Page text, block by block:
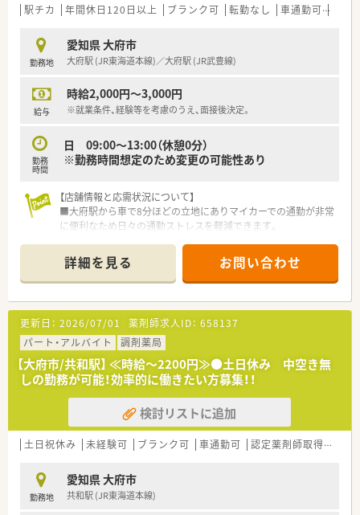
駅チカ 年間休日120日以上 ブランク可 転勤なし 車通勤可
勤務地
愛知県 大府市
大府駅 (JR東海道本線)／大府駅 (JR武豊線)
給与
時給2,000円～3,000円
※就業条件、経験等を考慮のうえ、面接後決定。
勤務
時間
日 09:00～13:00（休憩0分）
※勤務時間想定のため変更の可能性あり
【店舗情報と応需状況について】
■大府駅から車で8分ほどの立地にありマイカーでの通勤が非常
に便利なため日々の通勤ストレスを軽減できます。
平均して100枚～150枚ほど応需している調剤薬局です。
■常時複数の薬剤師が配置されているため一人当たりの負担が
少なく協力しながら業務に取り組める体制が整っています。
詳細を見る お問い合わせ
更新日： 2026/07/01 薬剤師求人ID： 658137
パート・アルバイト
調剤薬局
【大府市/共和駅】 ≪時給～2200円≫●土日休み 中空き無
しの勤務が可能！効率的に働きたい方募集！！
検討リストに追加
土日祝休み 未経験可 ブランク可 車通勤可 認定薬剤師取得支援あり
勤務地
愛知県 大府市
共和駅 (JR東海道本線)